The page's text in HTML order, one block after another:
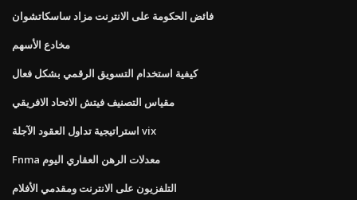
فائض الحكومة على الانترنت مزاد ساسكاتشوان
مخادع الأسهم
كيفية استخدام التسويق الرقمي بشكل فعال
مقياس التصنيف فيتش الاتحاد الافريقي
استراتيجية تداول العقود الآجلة vix
Fnma معدلات الرهن العقاري اليوم
التلفزيون على الانترنت ومقدمي الأفلام